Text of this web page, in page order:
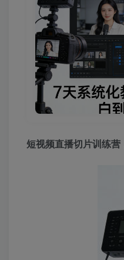
短视频直播切片训练营